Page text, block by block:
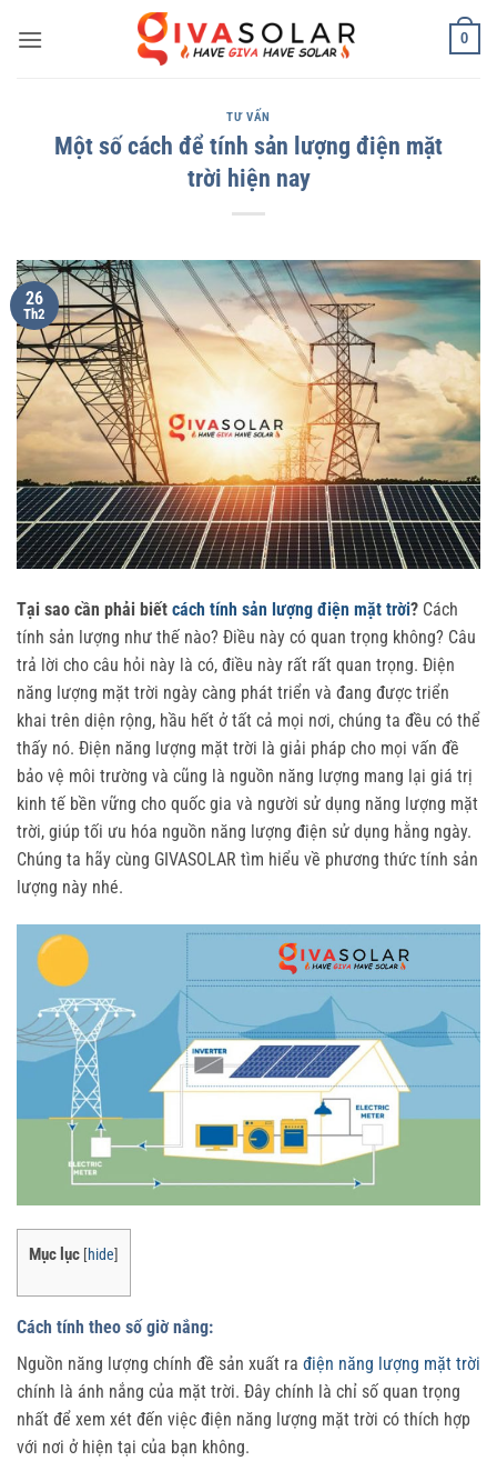
qua
0
TƯ VẤN
Một số cách để tính sản lượng điện mặt
trời hiện nay
26
Th2
Tại sao cần phải biết cách tính sản lượng điện mặt trời? Cách
tính sản lượng như thế nào? Điều này có quan trọng không? Câu
trả lời cho câu hỏi này là có, điều này rất rất quan trọng. Điện
năng lượng mặt trời ngày càng phát triển và đang được triển
khai trên diện rộng, hầu hết ở tất cả mọi nơi, chúng ta đều có thể
thấy nó. Điện năng lượng mặt trời là giải pháp cho mọi vấn đề
bảo vệ môi trường và cũng là nguồn năng lượng mang lại giá trị
kinh tế bền vững cho quốc gia và người sử dụng năng lượng mặt
trời, giúp tối ưu hóa nguồn năng lượng điện sử dụng hằng ngày.
Chúng ta hãy cùng GIVASOLAR tìm hiểu về phương thức tính sản
lượng này nhé.
Mục lục [hide]
Cách tính theo số giờ nắng:
Nguồn năng lượng chính đề sản xuất ra điện năng lượng mặt trời
chính là ánh nắng của mặt trời. Đây chính là chỉ số quan trọng
nhất để xem xét đến việc điện năng lượng mặt trời có thích hợp
với nơi ở hiện tại của bạn không.